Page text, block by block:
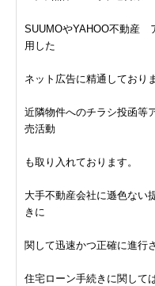
SUUMOやYAHOO不動産
用した
ネット広告に精通しており
近隣物件へのチラシ投函等
売活動
も取り入れております。
大手不動産会社に遜色ない
きに
関して迅速かつ正確に進行
住宅ローン手続きに関して